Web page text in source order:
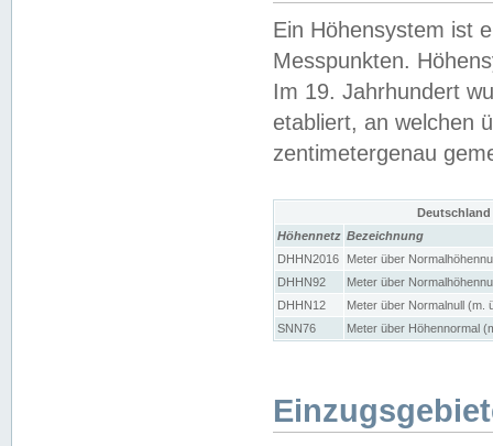
Ein Höhensystem ist
Messpunkten.
Im 19. Jahrhundert
etabliert, an welchen
zentimetergenau
Höhennetz Bezeichnung
DHHN2016
Meter über
DHHN92
Meter über
DHHN12
Meter über Normalnull (m.
SNN76
Meter über Höhennormal